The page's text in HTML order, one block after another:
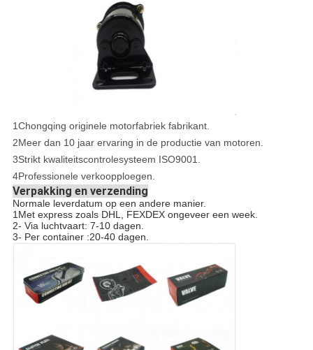
1Chongqing originele motorfabriek fabrikant.
2Meer dan 10 jaar ervaring in de productie van motoren.
3Strikt kwaliteitscontrolesysteem ISO9001.
4Professionele verkoopploegen.
Verpakking en verzending
Normale leverdatum op een andere manier.
1Met express zoals DHL, FEXDEX ongeveer een week.
2- Via luchtvaart: 7-10 dagen.
3- Per container :20-40 dagen.